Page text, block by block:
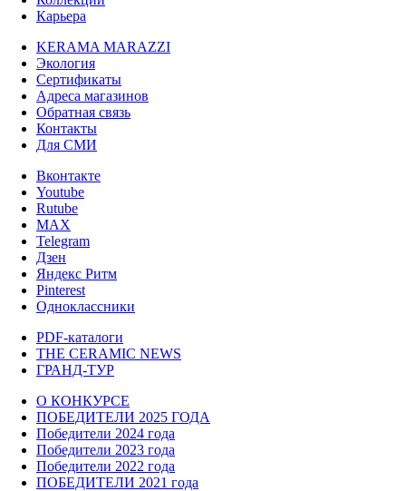
Карьера
KERAMA MARAZZI
Экология
Сертификаты
Адреса магазинов
Обратная связь
Контакты
Для СМИ
Вконтакте
Youtube
Rutube
MAX
Telegram
Дзен
Яндекс Ритм
Pinterest
Одноклассники
PDF-каталоги
THE CERAMIC NEWS
ГРАНД-ТУР
О КОНКУРСЕ
ПОБЕДИТЕЛИ 2025 ГОДА
Победители 2024 года
Победители 2023 года
Победители 2022 года
ПОБЕДИТЕЛИ 2021 года